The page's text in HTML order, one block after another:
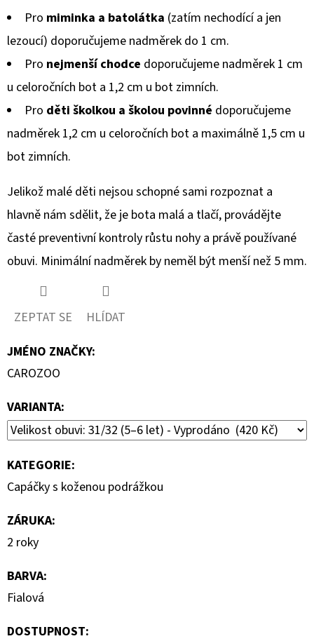
Pro miminka a batolátka (zatím nechodící a jen
lezoucí) doporučujeme nadměrek do 1 cm.
Pro nejmenší chodce doporučujeme nadměrek 1 cm
u celoročních bot a 1,2 cm u bot zimních.
Pro děti školkou a školou povinné doporučujeme
nadměrek 1,2 cm u celoročních bot a maximálně 1,5 cm u
bot zimních.
Jelikož malé děti nejsou schopné sami rozpoznat a
hlavně nám sdělit, že je bota malá a tlačí, provádějte
časté preventivní kontroly růstu nohy a právě používané
obuvi. Minimální nadměrek by neměl být menší než 5 mm.
ZEPTAT SE
HLÍDAT
JMÉNO ZNAČKY:
CAROZOO
VARIANTA:
KATEGORIE:
Capáčky s koženou podrážkou
ZÁRUKA:
2 roky
BARVA:
Fialová
DOSTUPNOST: